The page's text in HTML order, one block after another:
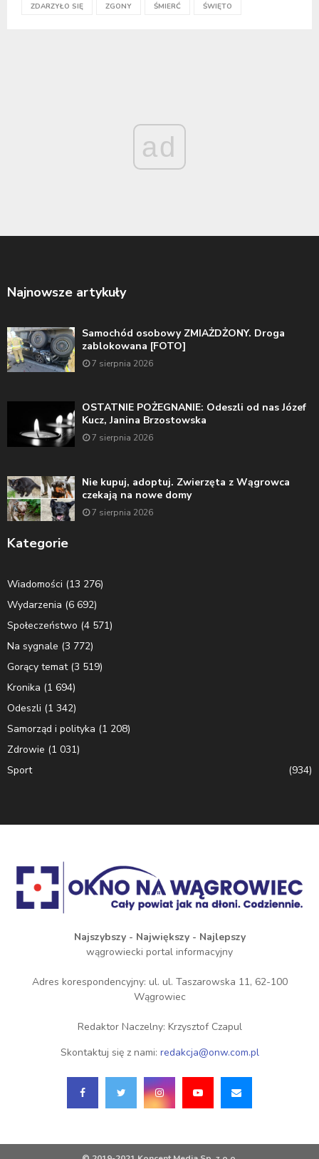
ZDARZYŁO SIĘ ZGONY ŚMIERĆ ŚWIĘTO
ad
Najnowsze artykuły
Samochód osobowy ZMIAŻDŻONY. Droga
zablokowana [FOTO]
7 sierpnia 2026
OSTATNIE POŻEGNANIE: Odeszli od nas Józef
Kucz, Janina Brzostowska
7 sierpnia 2026
Nie kupuj, adoptuj. Zwierzęta z Wągrowca
czekają na nowe domy
7 sierpnia 2026
Kategorie
Wiadomości (13 276)
Wydarzenia (6 692)
Społeczeństwo (4 571)
Na sygnale (3 772)
Gorący temat(3 519)
Kronika (1 694)
Odeszli (1 342)
Samorząd i polityka (1 208)
Zdrowie (1 031)
Sport
(934)
Najszybszy - Największy - Najlepszy
wągrowiecki portal informacyjny
Adres korespondencyjny: ul. ul. Taszarowska 11, 62-100
Wągrowiec
Redaktor Naczelny: Krzysztof Czapul
Skontaktuj się z nami: redakcja@onw.com.pl